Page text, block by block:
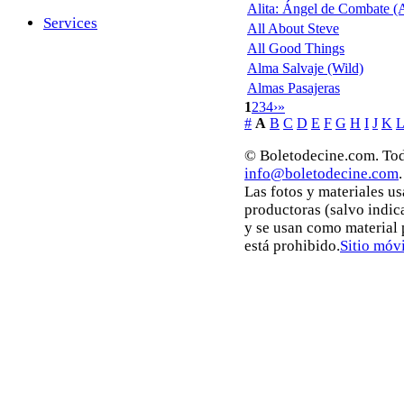
Services
Alita: Ángel de Combate
All About Steve
All Good Things
Alma Salvaje (Wild)
Almas Pasajeras
1234›»
# A B C D E F G H I J K L
© Boletodecine.com.
info@boletodecine.com.
Las fotos y materiales
productoras (salvo
y se usan como
está prohibido.Sitio